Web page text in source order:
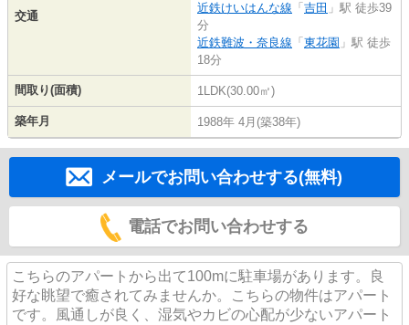
交通
近鉄けいはんな線 「 吉田 」駅 徒歩39
分
近鉄難波・奈良線 「 東花園 」駅 徒歩
18分
間取り(面積) 1LDK(30.00㎡)
築年月 1988年 4月(築38年)
メールでお問い合わせする(無料)
電話でお問い合わせする
こちらのアパートから出て100mに駐車場があります。良
好な眺望で癒されてみませんか。こちらの物件はアパート
です。風通しが良く、湿気やカビの心配が少ないアパート